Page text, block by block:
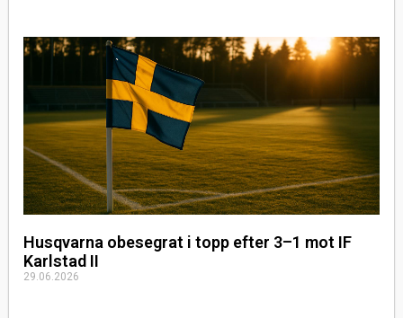
Husqvarna obesegrat i topp efter 3–1 mot IF
Karlstad II
29.06.2026